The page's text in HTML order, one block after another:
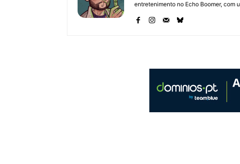
entretenimento no Echo Boomer, com